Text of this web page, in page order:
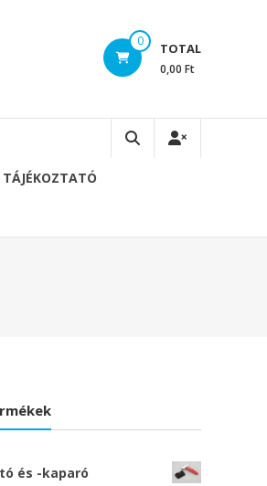
0 TOTAL
0,00 Ft
és -kaparó